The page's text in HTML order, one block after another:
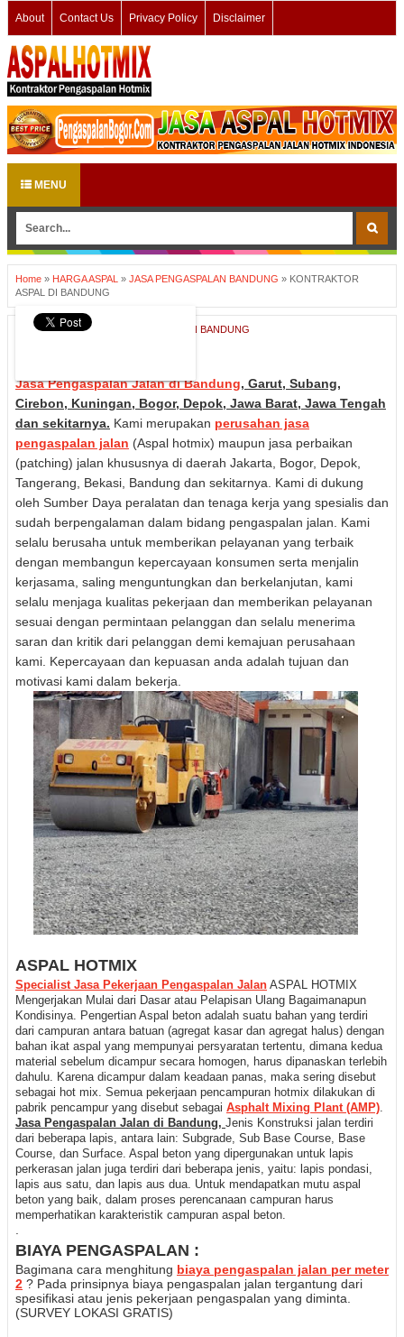
About Contact Us Privacy Policy Disclaimer
MENU
Home » HARGA ASPAL » JASA PENGASPALAN BANDUNG » KONTRAKTOR
ASPAL DI BANDUNG
HARGA ASPAL JASA PENGASPALAN BANDUNG
Jasa Pengaspalan Jalan di Bandung, Garut, Subang,
Cirebon, Kuningan, Bogor, Depok, Jawa Barat, Jawa Tengah
dan sekitarnya. Kami merupakan perusahan jasa
pengaspalan jalan (Aspal hotmix) maupun jasa perbaikan
(patching) jalan khususnya di daerah Jakarta, Bogor, Depok,
Tangerang, Bekasi, Bandung dan sekitarnya. Kami di dukung
oleh Sumber Daya peralatan dan tenaga kerja yang spesialis dan
sudah berpengalaman dalam bidang pengaspalan jalan. Kami
selalu berusaha untuk memberikan pelayanan yang terbaik
dengan membangun kepercayaan konsumen serta menjalin
kerjasama, saling menguntungkan dan berkelanjutan, kami
selalu menjaga kualitas pekerjaan dan memberikan pelayanan
sesuai dengan permintaan pelanggan dan selalu menerima
saran dan kritik dari pelanggan demi kemajuan perusahaan
kami. Kepercayaan dan kepuasan anda adalah tujuan dan
motivasi kami dalam bekerja.
ASPAL HOTMIX
Specialist Jasa Pekerjaan Pengaspalan Jalan ASPAL HOTMIX
Mengerjakan Mulai dari Dasar atau Pelapisan Ulang Bagaimanapun
Kondisinya. Pengertian Aspal beton adalah suatu bahan yang terdiri
dari campuran antara batuan (agregat kasar dan agregat halus) dengan
bahan ikat aspal yang mempunyai persyaratan tertentu, dimana kedua
material sebelum dicampur secara homogen, harus dipanaskan terlebih
dahulu. Karena dicampur dalam keadaan panas, maka sering disebut
sebagai hot mix. Semua pekerjaan pencampuran hotmix dilakukan di
pabrik pencampur yang disebut sebagai Asphalt Mixing Plant (AMP).
Jasa Pengaspalan Jalan di Bandung, Jenis Konstruksi jalan terdiri
dari beberapa lapis, antara lain: Subgrade, Sub Base Course, Base
Course, dan Surface. Aspal beton yang dipergunakan untuk lapis
perkerasan jalan juga terdiri dari beberapa jenis, yaitu: lapis pondasi,
lapis aus satu, dan lapis aus dua. Untuk mendapatkan mutu aspal
beton yang baik, dalam proses perencanaan campuran harus
memperhatikan karakteristik campuran aspal beton.
.
BIAYA PENGASPALAN :
Bagimana cara menghitung biaya pengaspalan jalan per meter
2 ? Pada prinsipnya biaya pengaspalan jalan tergantung dari
spesifikasi atau jenis pekerjaan pengaspalan yang diminta.
(SURVEY LOKASI GRATIS)